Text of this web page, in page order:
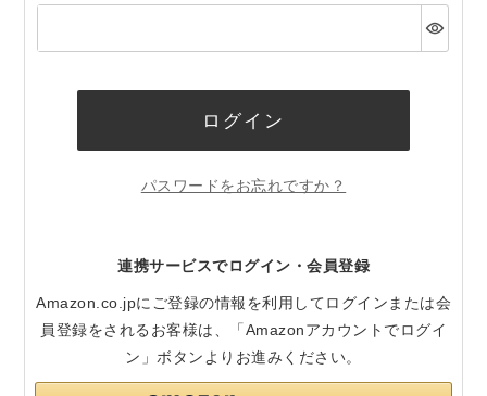
須)
ログイン
パスワードをお忘れですか？
連携サービスでログイン・会員登録
Amazon.co.jpにご登録の情報を利用してログインまたは会
員登録をされるお客様は、「Amazonアカウントでログイ
ン」ボタンよりお進みください。